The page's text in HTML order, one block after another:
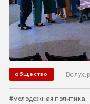
общество
#молодежная политика